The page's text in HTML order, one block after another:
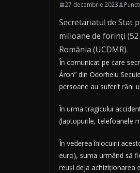
27 decembrie 2023
Secretariatul de Stat
milioane de forinţi
România (UCDMR).
În comunicat pe care
Áron” din Odorheiu
persoane au suferit răni
În urma tragicului
(laptopurile, telefoanele
În vederea înlocuirii
euro), suma urmând să
reuşi deja achiziţionarea